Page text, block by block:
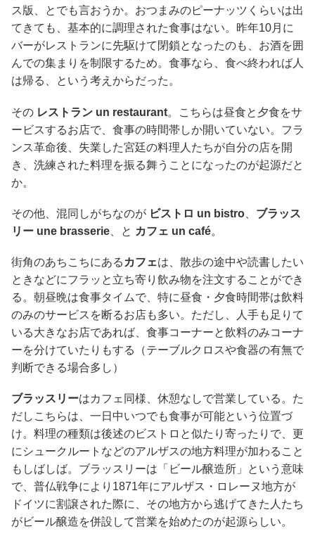
ス版、とでも言おうか。おつまみのピーナッツくらいは出
てきても、基本的に調理された食事はない。昨年10月に
バーがレストランに先駆けて閉鎖となったのも、お酒を囲
んでの集まりを制限するため。食事なら、食べ終われば人
は帰る、という考えからだった。
その レストラン un restaurant。こちらは昼食と夕食をサ
ービスするお店で、食事の時間帯しか開いていない。フラ
ンス革命後、失業した宮廷の料理人たちが自分の店を開
き、洗練された料理を振る舞うことになったのが起源だと
か。
その他、混同しがちなのが ビストロ un bistro
ブラッス
リー une brasserie 、と カフェ un café。
街角のあちこちにある カフェは、散歩の途中や読書したい
ときなどにフラッと立ち寄り飲み物を注文することができ
る。朝昼晩は食事タイムで、特に昼食・夕食時間帯は飲料
のみのサービスを断るお店も多い。ただし、人手も足りて
いる大きなお店であれば、食事コーナーと飲料のみコーナ
ーを分けていたりもする（テーブルクロスや食器の有無で
判断できる場合多し）
ブラッスリーはカフェ同様、休憩なしで営業している。た
だしこちらは、一日中いつでも食事が可能という位置づ
け。料理の種類は後述のビストロと似たり寄ったりで、更
にシュークルートなどのアルザスの地方料理が加わること
もしばしば。ブラッスリーは「ビール醸造所」という意味
で、普仏戦争により1871年にアルザス・ロレーヌ地方が
ドイツに割譲された際に、その地方から逃げてきた人たち
がビール醸造を併設して営業を始めたのが起源らしい。